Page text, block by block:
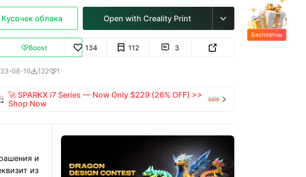
Кусочек облака Open with Creality Print 
Boost 134 112  3 
08-161221
🚀 SPARKX i7 Series — Now Only $229 (26% OFF) >>
Shop Now
sale 
и
из
Бесплатны